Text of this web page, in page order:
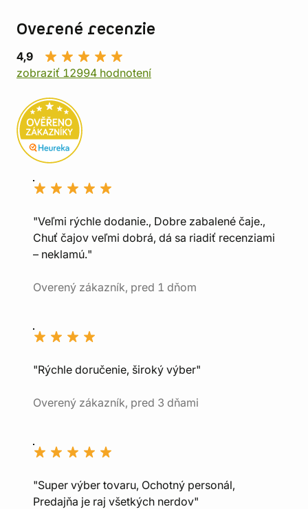
Overené recenzie
4,9
zobraziť 12994 hodnotení
"Veľmi rýchle dodanie., Dobre zabalené čaje.,
Chuť čajov veľmi dobrá, dá sa riadiť recenziami
– neklamú."
Overený zákazník, pred 1 dňom
"Rýchle doručenie, široký výber"
Overený zákazník, pred 3 dňami
"Super výber tovaru, Ochotný personál,
Predajňa je raj všetkých nerdov"